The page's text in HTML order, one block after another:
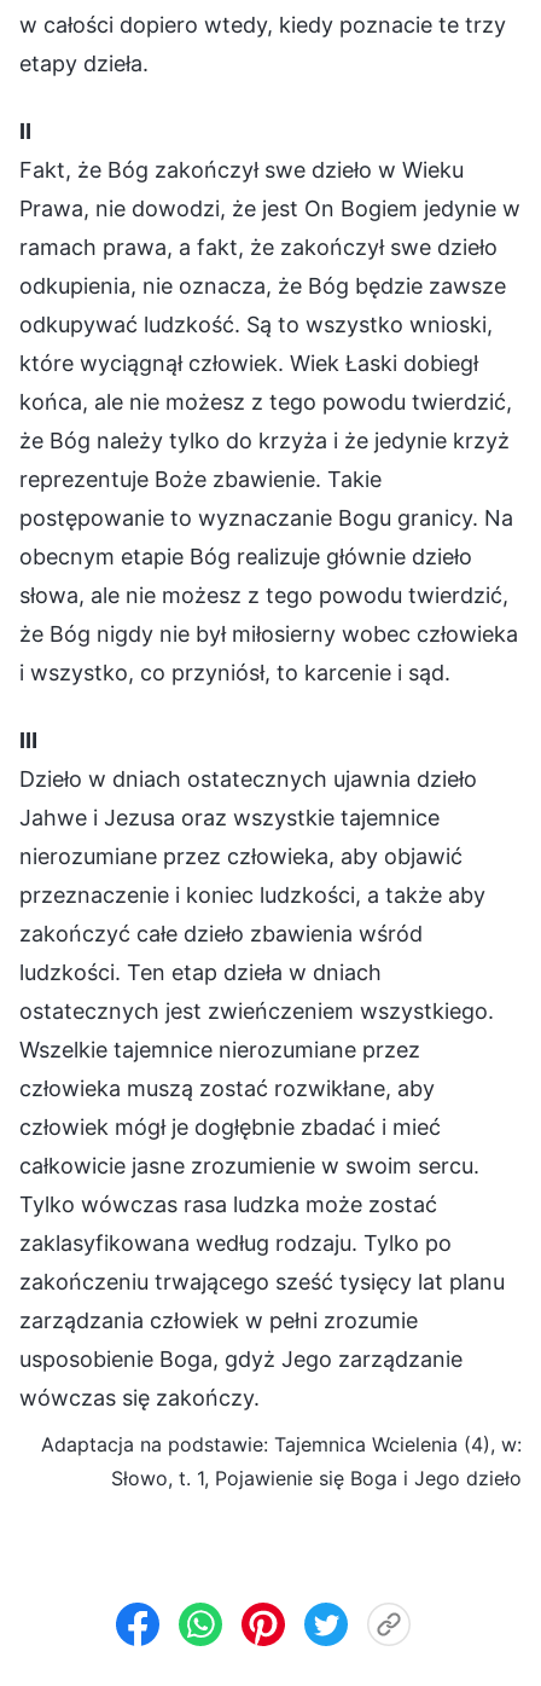
w całości dopiero wtedy, kiedy poznacie te trzy
etapy dzieła.
Ⅱ
Fakt, że Bóg zakończył swe dzieło w Wieku
Prawa, nie dowodzi, że jest On Bogiem jedynie w
ramach prawa, a fakt, że zakończył swe dzieło
odkupienia, nie oznacza, że Bóg będzie zawsze
odkupywać ludzkość. Są to wszystko wnioski,
które wyciągnął człowiek. Wiek Łaski dobiegł
końca, ale nie możesz z tego powodu twierdzić,
że Bóg należy tylko do krzyża i że jedynie krzyż
reprezentuje Boże zbawienie. Takie
postępowanie to wyznaczanie Bogu granicy. Na
obecnym etapie Bóg realizuje głównie dzieło
słowa, ale nie możesz z tego powodu twierdzić,
że Bóg nigdy nie był miłosierny wobec człowieka
i wszystko, co przyniósł, to karcenie i sąd.
Ⅲ
Dzieło w dniach ostatecznych ujawnia dzieło
Jahwe i Jezusa oraz wszystkie tajemnice
nierozumiane przez człowieka, aby objawić
przeznaczenie i koniec ludzkości, a także aby
zakończyć całe dzieło zbawienia wśród
ludzkości. Ten etap dzieła w dniach
ostatecznych jest zwieńczeniem wszystkiego.
Wszelkie tajemnice nierozumiane przez
człowieka muszą zostać rozwikłane, aby
człowiek mógł je dogłębnie zbadać i mieć
całkowicie jasne zrozumienie w swoim sercu.
Tylko wówczas rasa ludzka może zostać
zaklasyfikowana według rodzaju. Tylko po
zakończeniu trwającego sześć tysięcy lat planu
zarządzania człowiek w pełni zrozumie
usposobienie Boga, gdyż Jego zarządzanie
wówczas się zakończy.
Adaptacja na podstawie: Tajemnica Wcielenia (4), w:
Słowo, t. 1, Pojawienie się Boga i Jego dzieło